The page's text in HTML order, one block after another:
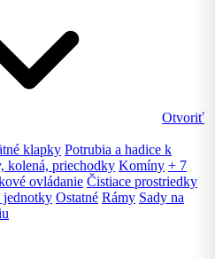
Otvoriť
klapky Potrubia a hadice k
kolená, priechodky Komíny + 7
ovládanie Čistiace prostriedky
jednotky Ostatné Rámy Sady na